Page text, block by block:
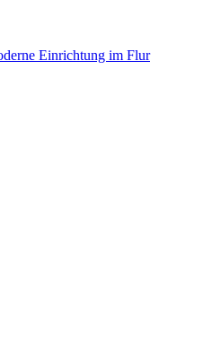
Einrichtung im Flur